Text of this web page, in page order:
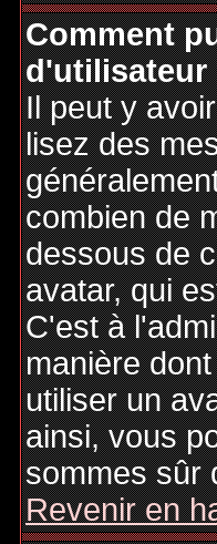
Comment
d'utilisateur
Il peut y
lisez des
combien de
dessous de
avatar, qui
C'est à
manière
utiliser un
ainsi, vous
sommes sûr
Revenir en